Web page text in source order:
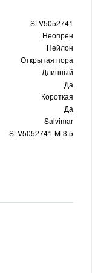
SLV5052741
Неопрен
Нейлон
Открытая пора
Длинный
Да
Короткая
Да
Salvimar
SLV5052741-M-3.5